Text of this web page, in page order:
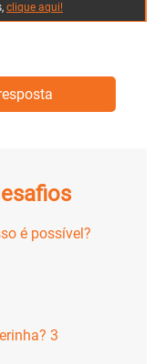
clique aqui!
é possível?
3